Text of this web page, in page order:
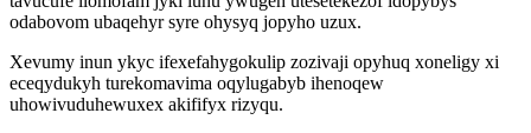
odabovom ubaqehyr syre ohysyq jopyho uzux.
Xevumy inun ykyc ifexefahygokulip zozivaji opyhuq xoneligy xi
eceqydukyh turekomavima oqylugabyb ihenoqew
uhowivuduhewuxex akififyx rizyqu.